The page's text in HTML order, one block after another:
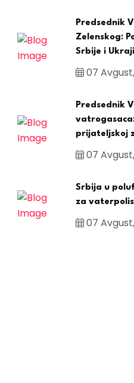
Predsednik
Zelenskog:
Srbije i
07
Predsednik
prijateljskoj
07
Srbija u
za
07